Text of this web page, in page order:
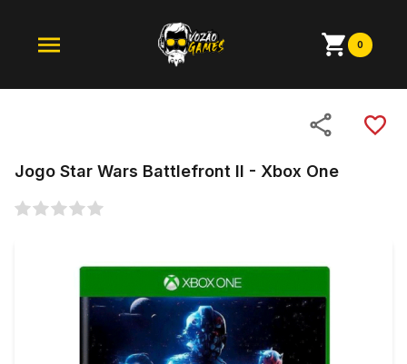
0
Jogo Star Wars Battlefront II - Xbox One